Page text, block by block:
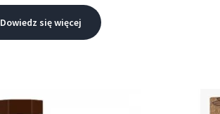
Dowiedz się więcej